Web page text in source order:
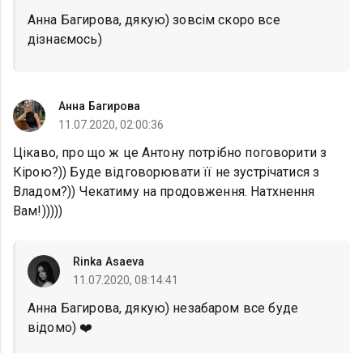
Анна Багирова, дякую) зовсім скоро все
дізнаємось)
Анна Багирова
11.07.2020, 02:00:36
Цікаво, про що ж це Антону потрібно поговорити з
Кірою?)) Буде відговорювати її не зустрічатися з
Владом?)) Чекатиму на продовження. Натхнення
Вам!)))))
Rinka Asaeva
11.07.2020, 08:14:41
Анна Багирова, дякую) незабаром все буде
відомо) ❤️